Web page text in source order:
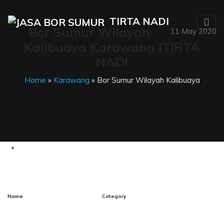
TIRTA NADI
11 May 2020
Home » Karawang » Bor Sumur Wilayah Kalibuaya
Name Category